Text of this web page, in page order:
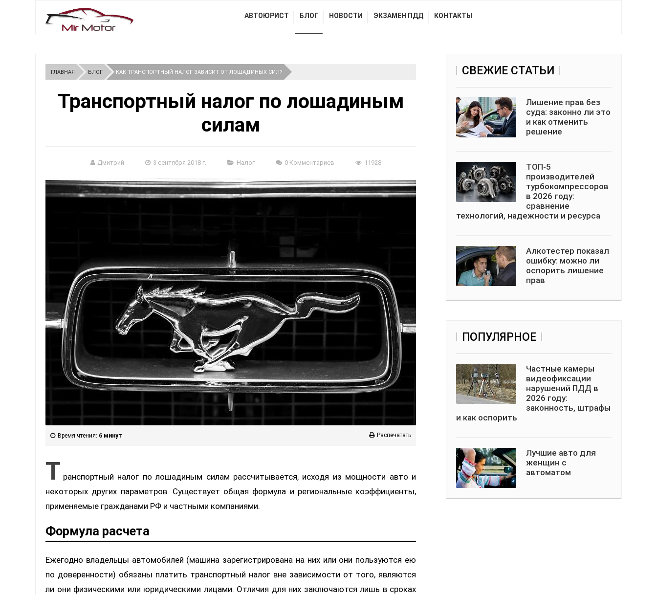
АВТОЮРИСТ БЛОГ НОВОСТИ ЭКЗАМЕН ПДД КОНТАКТЫ
ГЛАВНАЯ БЛОГ КАК ТРАНСПОРТНЫЙ НАЛОГ ЗАВИСИТ ОТ ЛОШАДИНЫХ СИЛ?
Транспортный налог по лошадиным
силам
Дмитрий 3 сентября 2018 г. Налог 0 Комментариев 11928
Время чтения: 6 минут Распечатать
Т ранспортный налог по лошадиным силам рассчитывается, исходя из мощности авто и
некоторых других параметров. Существует общая формула и региональные коэффициенты,
применяемые гражданами РФ и частными компаниями.
Формула расчета
Ежегодно владельцы автомобилей (машина зарегистрирована на них или они пользуются ею
по доверенности) обязаны платить транспортный налог вне зависимости от того, являются
ли они физическими или юридическими лицами. Отличия для них заключаются лишь в сроках
СВЕЖИЕ СТАТЬИ
Лишение прав без
суда: законно ли это
и как отменить
решение
ТОП-5
производителей
турбокомпрессоров
в 2026 году:
сравнение
технологий, надежности и ресурса
Алкотестер показал
ошибку: можно ли
оспорить лишение
прав
ПОПУЛЯРНОЕ
Частные камеры
видеофиксации
нарушений ПДД в
2026 году:
законность, штрафы
и как оспорить
Лучшие авто для
женщин с
автоматом